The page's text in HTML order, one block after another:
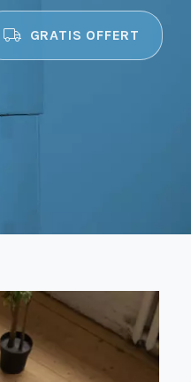
GRATIS OFFERT